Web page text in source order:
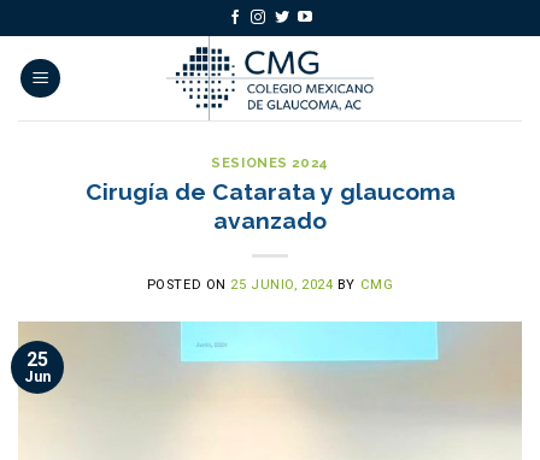
to
content
SESIONES 2024
Cirugía de Catarata y glaucoma
avanzado
POSTED ON 25 JUNIO, 2024 BY CMG
25
Jun